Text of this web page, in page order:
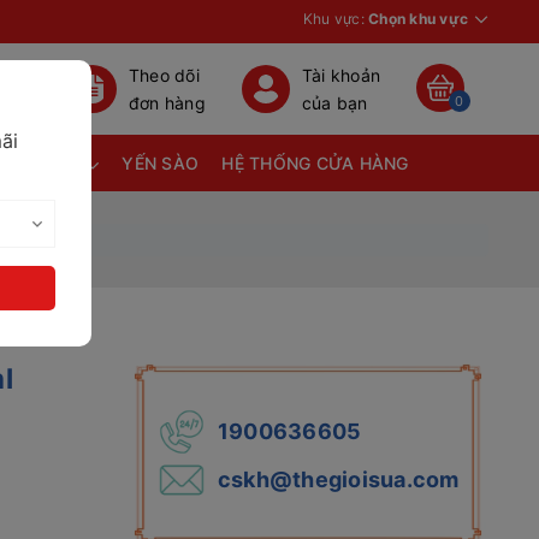
Khu vực: Chọn khu vực
Theo dõi
đơn hàng
Tài khoản
của bạn
0
YẾN SÀO HỆ THỐNG CỬA HÀNG
1900636605
cskh@thegioisua.com